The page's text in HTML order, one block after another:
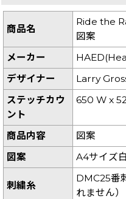
商品名
Ride the
図案
メーカー
デザイナー
Larry
ステッチカウ
ント
650 W x
商品内容
図案
図案
A4サイズ
刺繍糸
DMC25番
れません）